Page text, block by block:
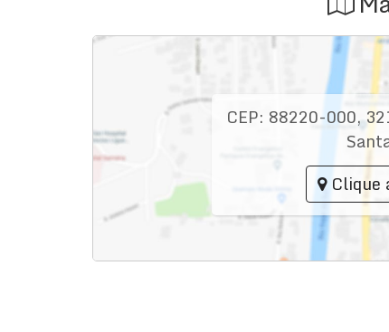
CEP: 88220-000,
Clique